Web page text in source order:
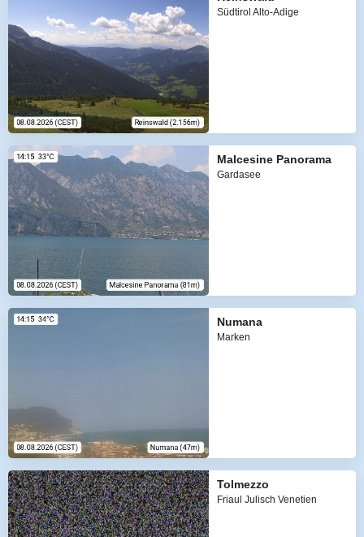
Südtirol Alto-Adige
Malcesine Panorama
Gardasee
Numana
Marken
Tolmezzo
Friaul Julisch Venetien